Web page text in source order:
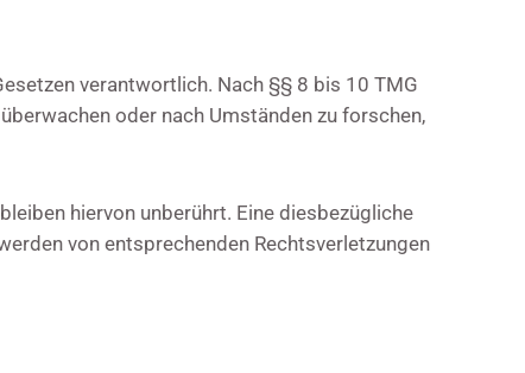
verantwortlich. Nach §§ 8 bis 10 TMG
oder nach Umständen zu forschen,
hiervon unberührt. Eine diesbezügliche
von entsprechenden Rechtsverletzungen